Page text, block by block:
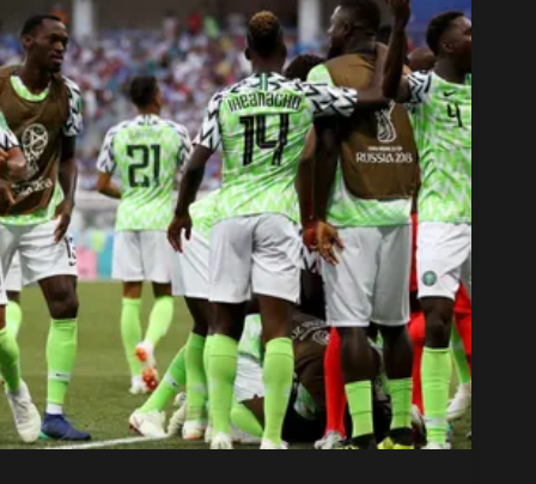
n
t
Pays
Clubs
Classement
Paris sportifs